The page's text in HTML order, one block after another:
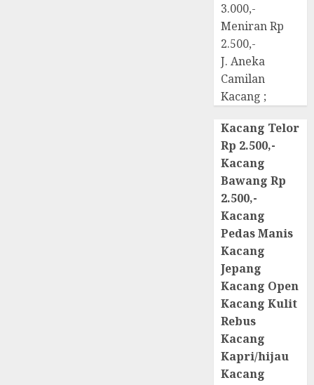
3.000,-
Meniran Rp
2.500,-
J. Aneka
Camilan
Kacang ;
Kacang Telor
Rp 2.500,-
Kacang
Bawang Rp
2.500,-
Kacang
Pedas Manis
Kacang
Jepang
Kacang Open
Kacang Kulit
Rebus
Kacang
Kapri/hijau
Kacang